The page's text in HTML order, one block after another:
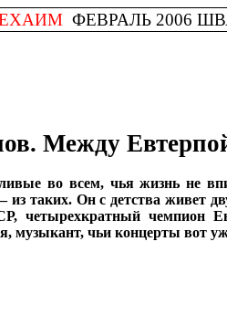
ФЕВРАЛЬ 2006
Между
во всем, чья жизнь не
из таких. Он с детства живет
четырехкратный чемпион
музыкант, чьи концерты вот